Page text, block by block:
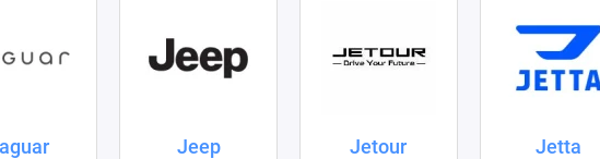
Jeep Jetour Jetta